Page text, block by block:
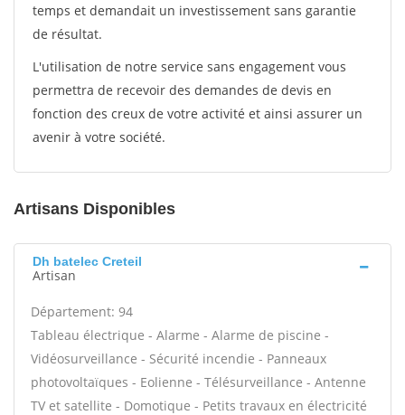
temps et demandait un investissement sans garantie
de résultat.
L'utilisation de notre service sans engagement vous
permettra de recevoir des demandes de devis en
fonction des creux de votre activité et ainsi assurer un
avenir à votre société.
Artisans Disponibles
Dh batelec Creteil
Artisan
Département: 94
Tableau électrique - Alarme - Alarme de piscine -
Vidéosurveillance - Sécurité incendie - Panneaux
photovoltaïques - Eolienne - Télésurveillance - Antenne
TV et satellite - Domotique - Petits travaux en électricité